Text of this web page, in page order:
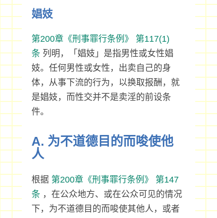
娼妓
第200章《刑事罪行条例》
第117(1)
条列明，「娼妓」是指男性或女性娼
妓。任何男性或女性，出卖自己的身
体，从事下流的行为，以换取报酬，就
是娼妓，而性交并不是卖淫的前设条
件。
A. 为不道德目的而唆使他
人
根据 第200章《刑事罪行条例》
第147
条，在公众地方、或在公众可见的情况
下，为不道德目的而唆使其他人，或者